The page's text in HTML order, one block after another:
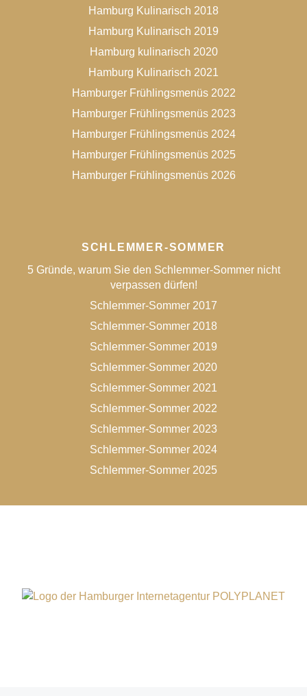
Hamburg Kulinarisch 2018
Hamburg Kulinarisch 2019
Hamburg kulinarisch 2020
Hamburg Kulinarisch 2021
Hamburger Frühlingsmenüs 2022
Hamburger Frühlingsmenüs 2023
Hamburger Frühlingsmenüs 2024
Hamburger Frühlingsmenüs 2025
Hamburger Frühlingsmenüs 2026
SCHLEMMER-SOMMER
5 Gründe, warum Sie den Schlemmer-Sommer nicht
verpassen dürfen!
Schlemmer-Sommer 2017
Schlemmer-Sommer 2018
Schlemmer-Sommer 2019
Schlemmer-Sommer 2020
Schlemmer-Sommer 2021
Schlemmer-Sommer 2022
Schlemmer-Sommer 2023
Schlemmer-Sommer 2024
Schlemmer-Sommer 2025